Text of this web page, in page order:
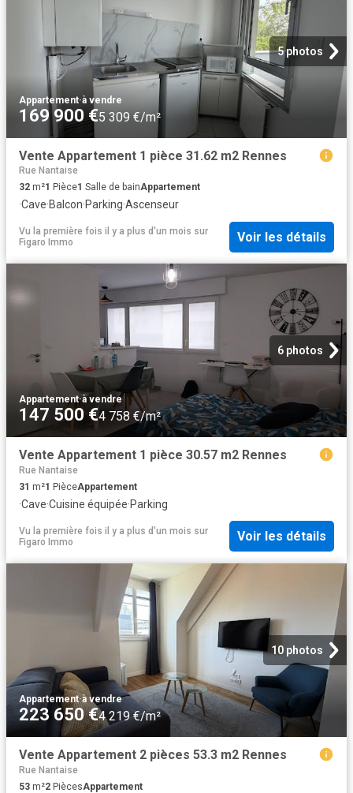
5 photos
Appartement·à vendre
169 900 €5 309 €/m²
Vente Appartement 1 pièce 31.62 m2 Rennes
Rue Nantaise
32 m²1 Pièce1 Salle de bainAppartement
·Cave·Balcon·Parking·Ascenseur
Vu la première fois il y a plus d'un mois sur
Figaro Immo
Voir les détails
6 photos
Appartement·à vendre
147 500 €4 758 €/m²
Vente Appartement 1 pièce 30.57 m2 Rennes
Rue Nantaise
31 m²1 PièceAppartement
·Cave·Cuisine équipée·Parking
Vu la première fois il y a plus d'un mois sur
Figaro Immo
Voir les détails
10 photos
Appartement·à vendre
223 650 €4 219 €/m²
Vente Appartement 2 pièces 53.3 m2 Rennes
Rue Nantaise
53 m²2 PiècesAppartement